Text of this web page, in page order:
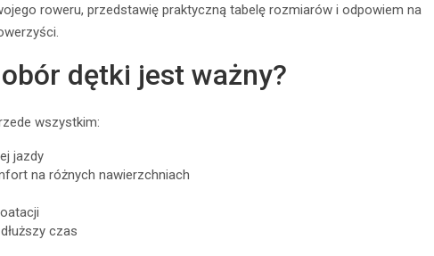
roweru, przedstawię praktyczną tabelę rozmiarów i odpowiem na
dętki jest ważny?
wszystkim:
jazdy
na różnych nawierzchniach
czas